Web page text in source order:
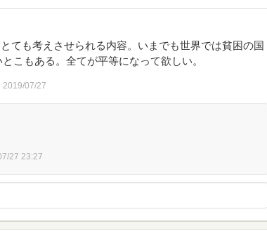
ても考えさせられる内容。いまでも世界では貧困の国
こもある。全てが平等になって欲しい。
2019/07/27
27 23:27